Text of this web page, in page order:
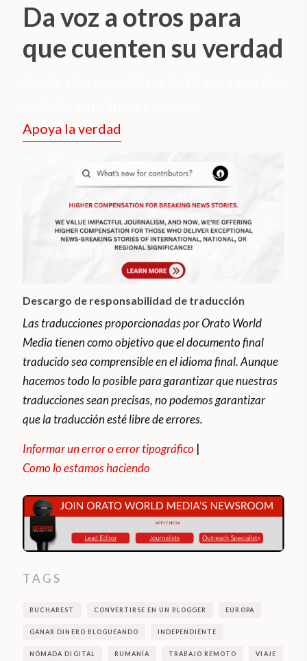
Da voz a otros para
que cuenten su verdad
Apoya la verdad
Descargo de responsabilidad de traducción
Las traducciones proporcionadas por Orato World
Media tienen como objetivo que el documento final
traducido sea comprensible en el idioma final. Aunque
hacemos todo lo posible para garantizar que nuestras
traducciones sean precisas, no podemos garantizar
que la traducción esté libre de errores.
Informar un error o error tipográfico |
Como lo estamos haciendo
TAGS
BUCHAREST CONVERTIRSE EN UN BLOGGER EUROPA
GANAR DINERO BLOGUEANDO INDEPENDIENTE
NÓMADA DIGITAL RUMANÍA TRABAJO REMOTO VIAJE